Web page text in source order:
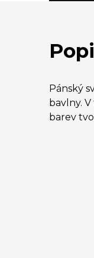
Pánský
bavlny.
barev